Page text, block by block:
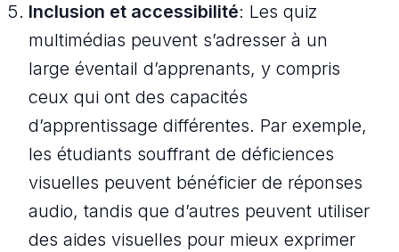
Inclusion et accessibilité: Les quiz
multimédias peuvent s’adresser à un
large éventail d’apprenants, y compris
ceux qui ont des capacités
d’apprentissage différentes. Par exemple,
les étudiants souffrant de déficiences
visuelles peuvent bénéficier de réponses
audio, tandis que d’autres peuvent utiliser
des aides visuelles pour mieux exprimer